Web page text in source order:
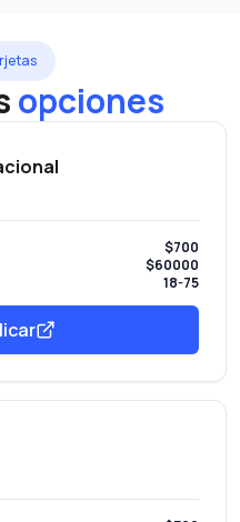
opciones
$700
$60000
18-75